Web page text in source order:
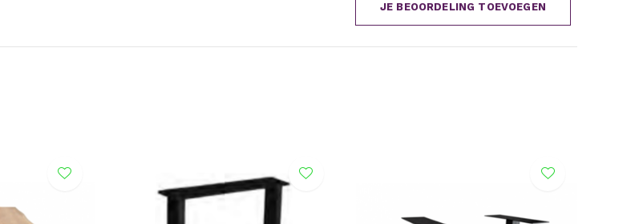
JE BEOORDELING TOEVOEGEN